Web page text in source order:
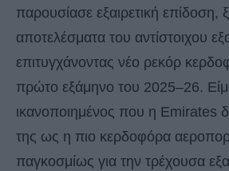
παρουσίασε εξαιρετική επίδοση,
αποτελέσματα του αντίστοιχου
επιτυγχάνοντας νέο ρεκόρ
πρώτο εξάμηνο του 2025–26.
ικανοποιημένος που η Emirates
της ως η πιο κερδοφόρα
παγκοσμίως για την τρέχουσα